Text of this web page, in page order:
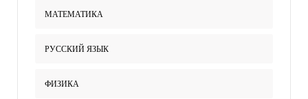
МАТЕМАТИКА
РУССКИЙ ЯЗЫК
ФИЗИКА